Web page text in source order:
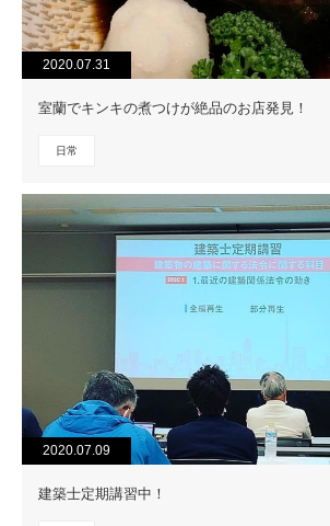
2020.07.31
室蘭でキンキの煮つけが絶品のお店発見！
日常
2020.07.09
建築士定期講習中！